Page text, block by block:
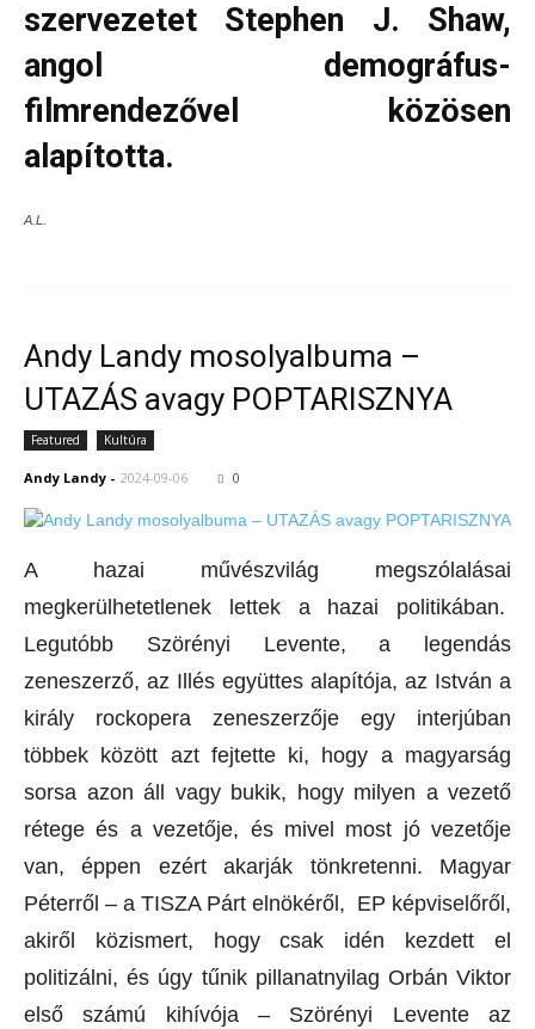
szervezetet Stephen J. Shaw,
angol demográfus-
filmrendezővel közösen
alapította.
A.L.
Andy Landy mosolyalbuma –
UTAZÁS avagy POPTARISZNYA
Featured Kultúra
Andy Landy - 2024-09-06 0
A hazai művészvilág megszólalásai
megkerülhetetlenek lettek a hazai politikában.
Legutóbb Szörényi Levente, a legendás
zeneszerző, az Illés együttes alapítója, az István a
király rockopera zeneszerzője egy interjúban
többek között azt fejtette ki, hogy a magyarság
sorsa azon áll vagy bukik, hogy milyen a vezető
rétege és a vezetője, és mivel most jó vezetője
van, éppen ezért akarják tönkretenni. Magyar
Péterről – a TISZA Párt elnökéről, EP képviselőről,
akiről közismert, hogy csak idén kezdett el
politizálni, és úgy tűnik pillanatnyilag Orbán Viktor
első számú kihívója – Szörényi Levente az